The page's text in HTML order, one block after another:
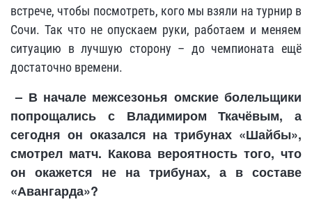
встрече, чтобы посмотреть, кого мы взяли на турнир в
Сочи. Так что не опускаем руки, работаем и меняем
ситуацию в лучшую сторону – до чемпионата ещё
достаточно времени.
– В начале межсезонья омские болельщики
попрощались с Владимиром Ткачёвым, а
сегодня он оказался на трибунах «Шайбы»,
смотрел матч. Какова вероятность того, что
он окажется не на трибунах, а в составе
«Авангарда»?